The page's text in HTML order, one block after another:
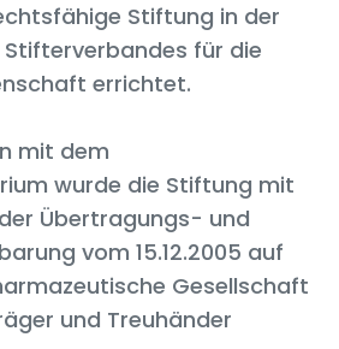
Stiftung in der
für die
errichtet.
mit dem
wurde die Stiftung mit
Übertragungs- und
vom 15.12.2005 auf
Gesellschaft
und Treuhänder